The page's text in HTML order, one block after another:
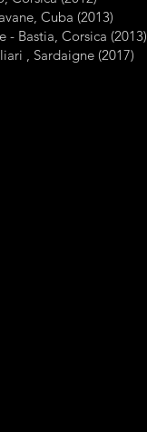
Cuba (2013)
- Bastia, Corsica (2013)
, Sardaigne (2017)